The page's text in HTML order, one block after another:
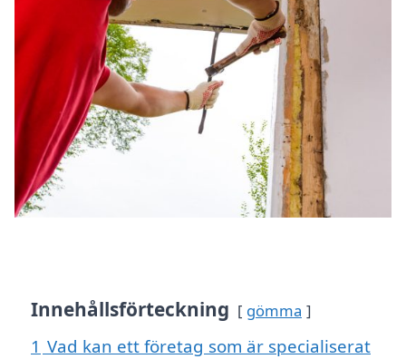
Innehållsförteckning gömma
1 Vad kan ett företag som är specialiserat